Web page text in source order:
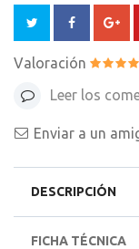
Valoración
Leer los
Enviar a un
DESCRIPCIÓN
FICHA TÉCNICA